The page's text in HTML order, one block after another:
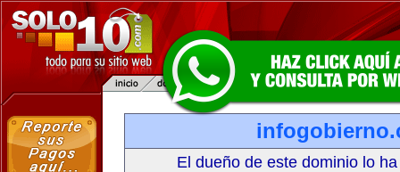
El dueño de este dominio lo